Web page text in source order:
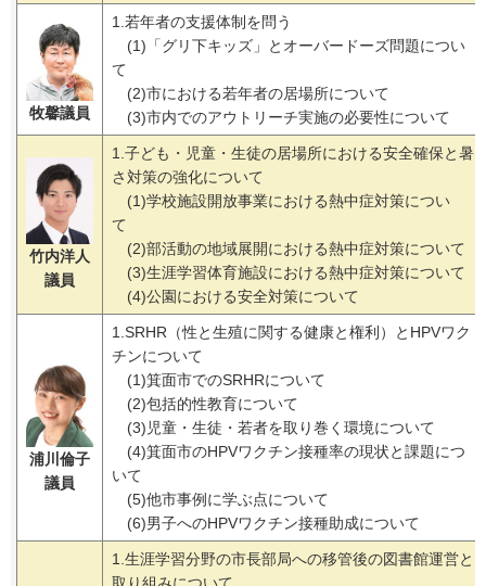
牧馨議員
1.若年者の支援体制を問う
(1)「グリ下キッズ」とオーバードーズ問題につい
て
(2)市における若年者の居場所について
(3)市内でのアウトリーチ実施の必要性について
竹内洋人
議員
1.子ども・児童・生徒の居場所における安全確保と暑
さ対策の強化について
(1)学校施設開放事業における熱中症対策につい
て
(2)部活動の地域展開における熱中症対策について
(3)生涯学習体育施設における熱中症対策について
(4)公園における安全対策について
浦川倫子
議員
1.SRHR（性と生殖に関する健康と権利）とHPVワク
チンについて
(1)箕面市でのSRHRについて
(2)包括的性教育について
(3)児童・生徒・若者を取り巻く環境について
(4)箕面市のHPVワクチン接種率の現状と課題につ
いて
(5)他市事例に学ぶ点について
(6)男子へのHPVワクチン接種助成について
1.生涯学習分野の市長部局への移管後の図書館運営と